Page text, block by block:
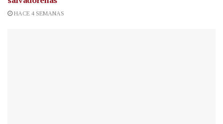
HACE 4 SEMANAS